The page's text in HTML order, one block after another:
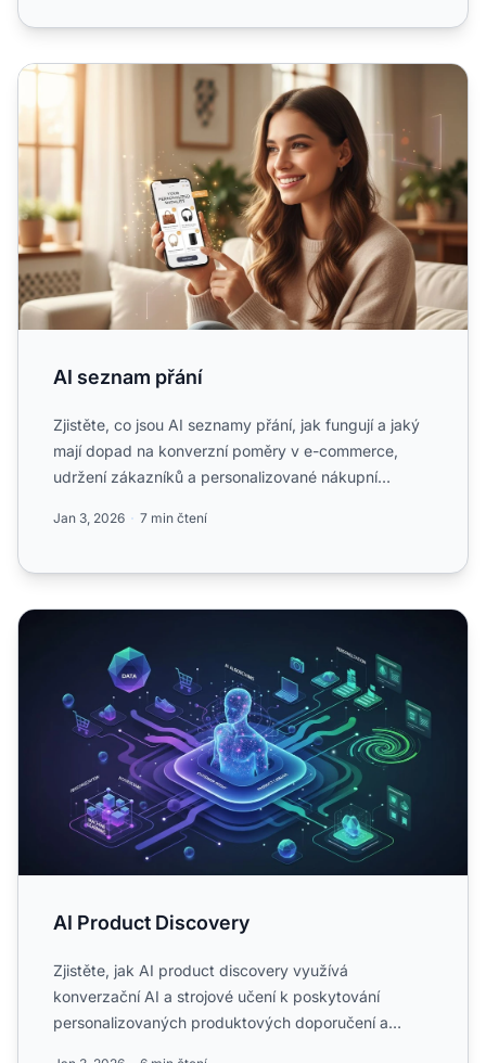
AI seznam přání
AI seznam přání
Zjistěte, co jsou AI seznamy přání, jak fungují a jaký
mají dopad na konverzní poměry v e-commerce,
udržení zákazníků a personalizované nákupní
Jan 3, 2026 7 min čtení
AI Product Discovery
AI Product Discovery
Zjistěte, jak AI product discovery využívá
konverzační AI a strojové učení k poskytování
personalizovaných produktových doporučení a